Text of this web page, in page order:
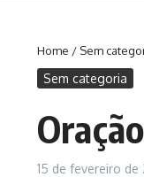
Home / Sem
Sem categoria
15 de fevereiro de